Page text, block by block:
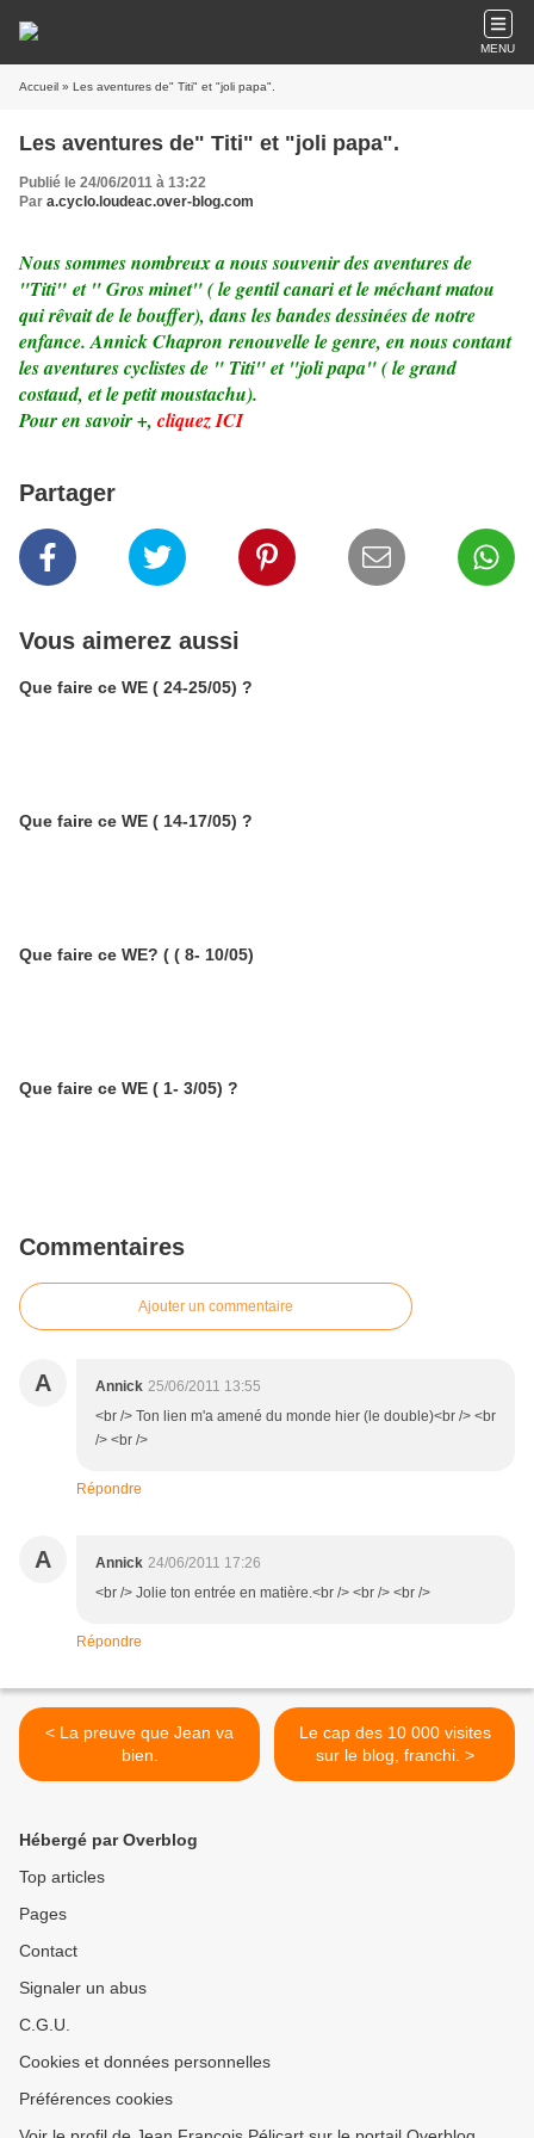
MENU
Accueil » Les aventures de" Titi" et "joli papa".
Les aventures de" Titi" et "joli papa".
Publié le 24/06/2011 à 13:22
Par a.cyclo.loudeac.over-blog.com
Nous sommes nombreux a nous souvenir des aventures de
"Titi" et " Gros minet" ( le gentil canari et le méchant matou
qui rêvait de le bouffer), dans les bandes dessinées de notre
enfance. Annick Chapron renouvelle le genre, en nous contant
les aventures cyclistes de " Titi" et "joli papa" ( le grand
costaud, et le petit moustachu).
Pour en savoir +, cliquez ICI
Partager
Vous aimerez aussi
Que faire ce WE ( 24-25/05) ?
Que faire ce WE ( 14-17/05) ?
Que faire ce WE? ( ( 8- 10/05)
Que faire ce WE ( 1- 3/05) ?
Commentaires
Ajouter un commentaire
A Annick 25/06/2011 13:55
<br /> Ton lien m'a amené du monde hier (le double)<br /> <br
/> <br />
Répondre
A Annick 24/06/2011 17:26
<br /> Jolie ton entrée en matière.<br /> <br /> <br />
Répondre
< La preuve que Jean va
bien.
Le cap des 10 000 visites
sur le blog, franchi. >
Hébergé par Overblog
Top articles
Pages
Contact
Signaler un abus
C.G.U.
Cookies et données personnelles
Préférences cookies